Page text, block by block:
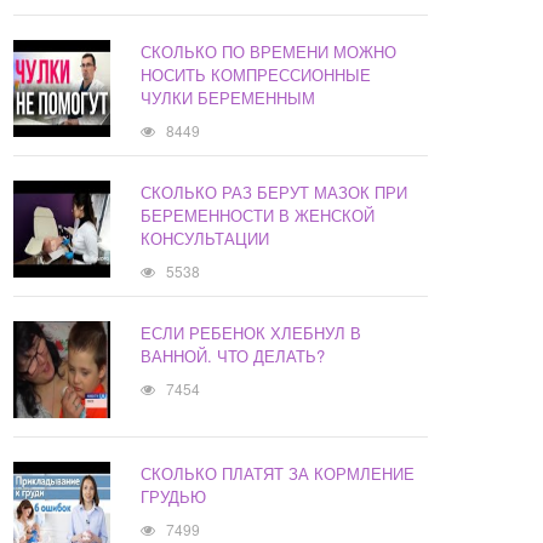
СКОЛЬКО ПО ВРЕМЕНИ МОЖНО
НОСИТЬ КОМПРЕССИОННЫЕ
ЧУЛКИ БЕРЕМЕННЫМ
8449
СКОЛЬКО РАЗ БЕРУТ МАЗОК ПРИ
БЕРЕМЕННОСТИ В ЖЕНСКОЙ
КОНСУЛЬТАЦИИ
5538
ЕСЛИ РЕБЕНОК ХЛЕБНУЛ В
ВАННОЙ. ЧТО ДЕЛАТЬ?
7454
СКОЛЬКО ПЛАТЯТ ЗА КОРМЛЕНИЕ
ГРУДЬЮ
7499